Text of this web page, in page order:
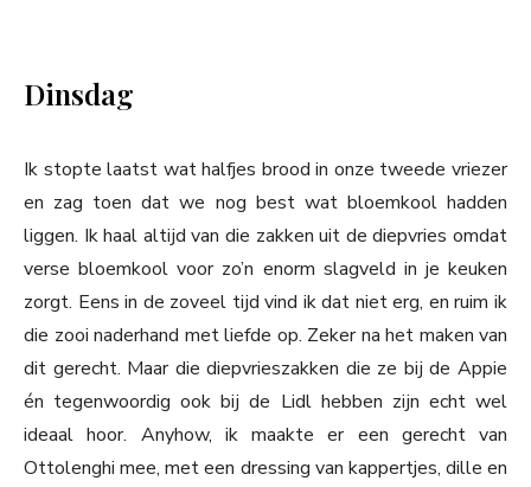
Dinsdag
Ik stopte laatst wat halfjes brood in onze tweede vriezer
en zag toen dat we nog best wat bloemkool hadden
liggen. Ik haal altijd van die zakken uit de diepvries omdat
verse bloemkool voor zo’n enorm slagveld in je keuken
zorgt. Eens in de zoveel tijd vind ik dat niet erg, en ruim ik
die zooi naderhand met liefde op. Zeker na het maken van
dit gerecht. Maar die diepvrieszakken die ze bij de Appie
én tegenwoordig ook bij de Lidl hebben zijn echt wel
ideaal hoor. Anyhow, ik maakte er een gerecht van
Ottolenghi mee, met een dressing van kappertjes, dille en